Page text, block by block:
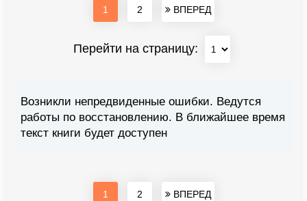
1 2 ВПЕРЕД
Перейти на страницу:
Возникли непредвиденные ошибки. Ведутся
работы по восстановлению. В ближайшее время
текст книги будет доступен
1 2 ВПЕРЕД